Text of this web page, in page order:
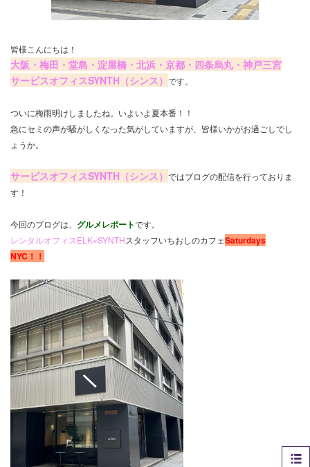
皆様こんにちは！
大阪・梅田・堂島・淀屋橋・北浜・京都・四条烏丸・神戸三宮
サービスオフィスSYNTH（シンス） です。
ついに梅雨明けしましたね。いよいよ夏本番！！
急にセミの声が騒がしくなった気がしていますが、皆様いかがお過ごしでし
ょうか。
サービスオフィスSYNTH（シンス） ではブログの配信を行っておりま
す！
今回のブログは、 グルメレポートです。
レンタルオフィスELK×SYNTHスタッフいちおしのカフェSaturdays
NYC！！